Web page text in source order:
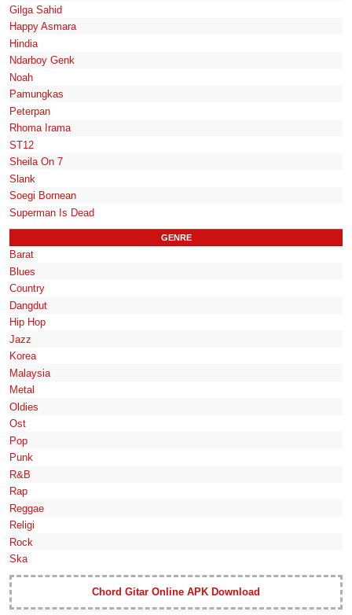
Gilga Sahid
Happy Asmara
Hindia
Ndarboy Genk
Noah
Pamungkas
Peterpan
Rhoma Irama
ST12
Sheila On 7
Slank
Soegi Bornean
Superman Is Dead
GENRE
Barat
Blues
Country
Dangdut
Hip Hop
Jazz
Korea
Malaysia
Metal
Oldies
Ost
Pop
Punk
R&B
Rap
Reggae
Religi
Rock
Ska
Chord Gitar Online APK Download